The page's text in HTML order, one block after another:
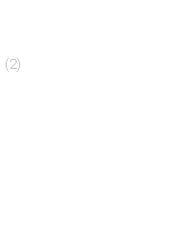
(2)